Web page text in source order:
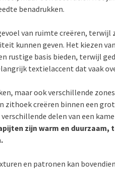
benadrukken.
van ruimte creëren, terwijl
kunnen geven. Het kiezen
rustige basis bieden, terwijl
textielaccent dat vaak
maar ook verschillende
zithoek creëren binnen een
delen van een
zijn warm en
en patronen kan